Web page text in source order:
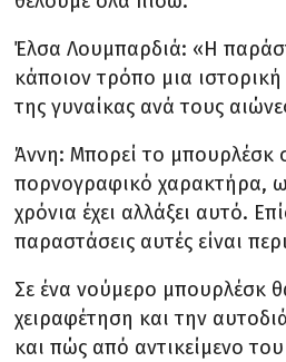
Έλσα Λουμπαρδιά: «Η
κάποιον τρόπο μια
της γυναίκας ανά τους
Άννη: Μπορεί το μπουρλέσκ
πορνογραφικό χαρακτήρα,
χρόνια έχει αλλάξει αυτό.
παραστάσεις αυτές είναι
Σε ένα νούμερο μπουρλέσκ
χειραφέτηση και την
και πώς από αντικείμενο του